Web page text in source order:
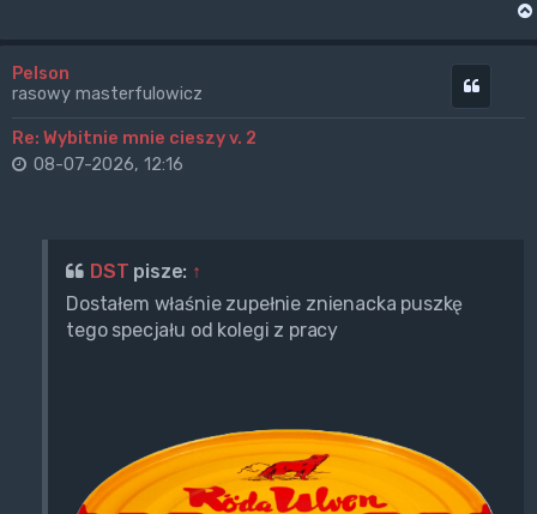
Pelson
rasowy masterfulowicz
Re: Wybitnie mnie cieszy v. 2
08-07-2026, 12:16
DST pisze: ↑
Dostałem właśnie zupełnie znienacka puszkę
tego specjału od kolegi z pracy